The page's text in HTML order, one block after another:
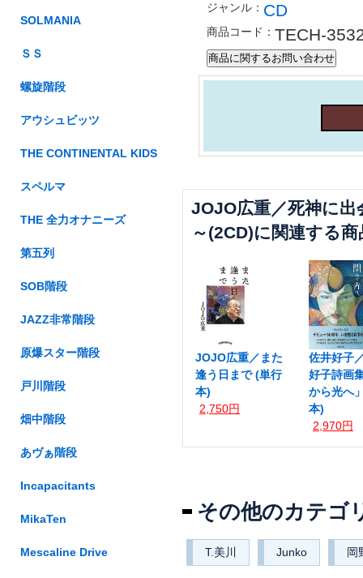
ジャンル： CD
商品コード： TECH-
JOJO広重／死神に出
～(2CD)に関連する商
JOJO広重／また
逢う日まで (単行
本)
2,750円
佐井好子
好子詩画
から光へ
本)
2,970円
その他のカテゴ
T.美川 Junko 岡
SOLMANIA
ＳＳ
螺旋階段
アウシュビッツ
THE CONTINENTAL KIDS
スペルマ
THE 全力オナニーズ
第五列
SOB階段
JAZZ非常階段
原爆スター階段
戸川階段
畑中階段
あヴぁ階段
Incapacitants
MikaTen
Mescaline Drive